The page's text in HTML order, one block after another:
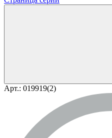
Арт.: 019919(2)